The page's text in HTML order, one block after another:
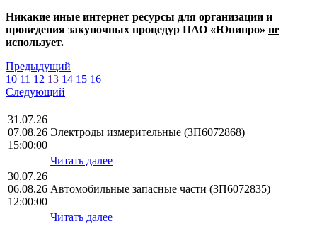
Никакие иные интернет ресурсы для организации и
проведения закупочных процедур ПАО «Юнипро» не
использует.
Предыдущий
10 11 12 13 14 15 16
Следующий
31.07.26
07.08.26
15:00:00
Электроды измерительные (ЗП6072868)
Читать далее
30.07.26
06.08.26
12:00:00
Автомобильные запасные части (ЗП6072835)
Читать далее